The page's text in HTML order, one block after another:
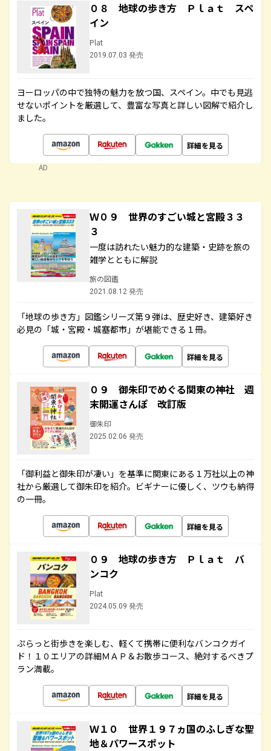
０８ 地球の歩き方 Ｐｌａｔ スペ
イン
Plat
2019.07.03 発売
ヨーロッパの中で独特の魅力を放つ国、スペイン。中でも見逃
せないポイントを厳選して、豊富な写真と詳しい図解で紹介し
ました。
詳細を見る
AD
Ｗ０９ 世界のすごい城と宮殿３３
３
一度は訪れたい魅力的な建築・史跡を旅の
雑学とともに解説
旅の図鑑
2021.08.12 発売
「地球の歩き方」図鑑シリーズ第９弾は、歴史好き、建築好き
必見の「城・宮殿・城塞都市」が堪能できる１冊。
詳細を見る
０９ 御朱印でめぐる関東の神社 週
末開運さんぽ 改訂版
御朱印
2025.02.06 発売
「御利益と御朱印が凄い」を基準に関東にある１万社以上の神
社から厳選して御朱印を紹介。ビギナーに優しく、ツウも納得
の一冊。
詳細を見る
０９ 地球の歩き方 Ｐｌａｔ バ
ンコク
Plat
2024.05.09 発売
ぷらっと街歩きを楽しむ、軽くて携帯に便利なバンコクガイ
ド！１０エリアの詳細ＭＡＰ＆お散歩コース、絶対するべきプ
ラン満載。
詳細を見る
Ｗ１０ 世界１９７ヵ国のふしぎな聖
地＆パワースポット